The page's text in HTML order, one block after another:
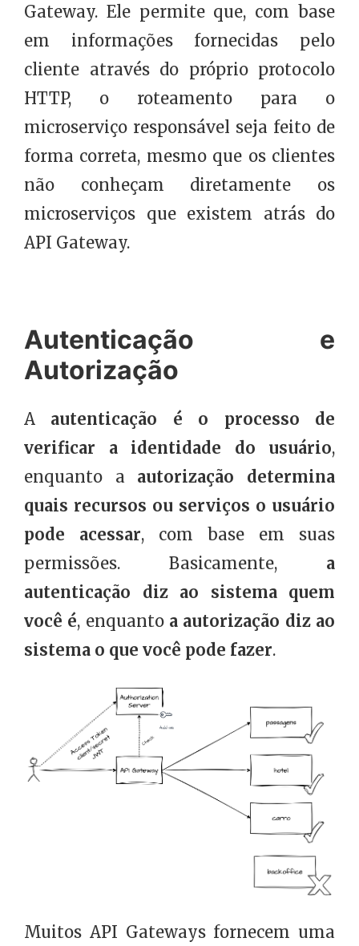
Gateway. Ele permite que, com base
em informações fornecidas pelo
cliente através do próprio protocolo
HTTP, o roteamento para o
microserviço responsável seja feito de
forma correta, mesmo que os clientes
não conheçam diretamente os
microserviços que existem atrás do
API Gateway.
Autenticação e
Autorização
A autenticação é o processo de
verificar a identidade do usuário,
enquanto a autorização determina
quais recursos ou serviços o usuário
pode acessar, com base em suas
permissões. Basicamente, a
autenticação diz ao sistema quem
você é, enquanto a autorização diz ao
sistema o que você pode fazer.
Muitos API Gateways fornecem uma